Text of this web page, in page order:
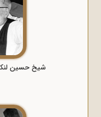
شیخ حسین لنکرانی